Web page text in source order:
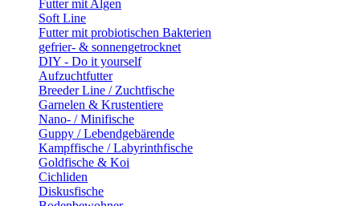
Futter mit Algen
Soft Line
Futter mit probiotischen Bakterien
gefrier- & sonnengetrocknet
DIY - Do it yourself
Aufzuchtfutter
Breeder Line / Zuchtfische
Garnelen & Krustentiere
Nano- / Minifische
Guppy / Lebendgebärende
Kampffische / Labyrinthfische
Goldfische & Koi
Cichliden
Diskusfische